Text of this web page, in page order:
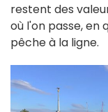
restent des
où l'on passe, en
pêche à la ligne.